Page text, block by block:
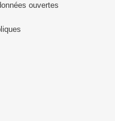
ouvertes